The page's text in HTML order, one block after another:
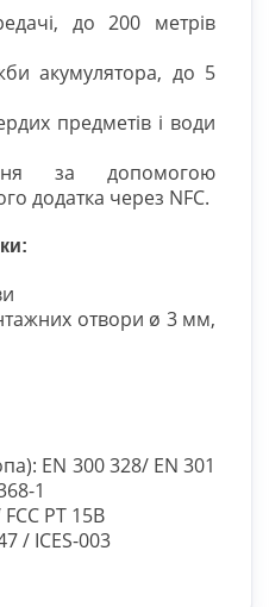
до 200 метрів
акумулятора, до 5
предметів і води
за допомогою
додатка через NFC.
отвори ø 3 мм,
EN 300 328/ EN 301
1
PT 15B
/ ICES-003